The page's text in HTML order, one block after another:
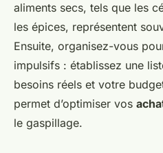
aliments secs, tels que les
les épices, représentent
Ensuite, organisez-vous
impulsifs : établissez une
besoins réels et votre
permet d’optimiser vos
le gaspillage.